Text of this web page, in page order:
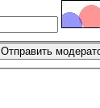
Отправить